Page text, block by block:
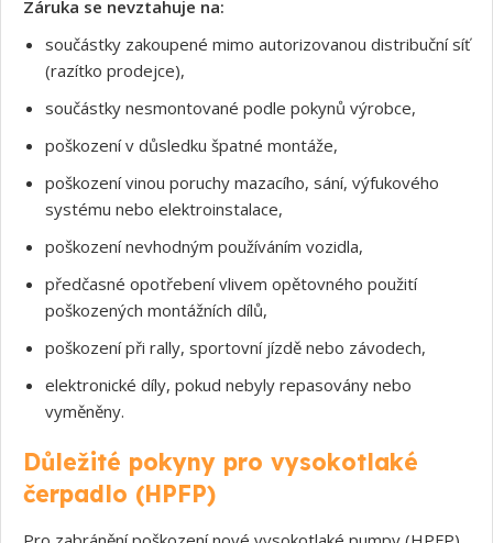
Záruka se nevztahuje na:
součástky zakoupené mimo autorizovanou distribuční síť
(razítko prodejce),
součástky nesmontované podle pokynů výrobce,
poškození v důsledku špatné montáže,
poškození vinou poruchy mazacího, sání, výfukového
systému nebo elektroinstalace,
poškození nevhodným používáním vozidla,
předčasné opotřebení vlivem opětovného použití
poškozených montážních dílů,
poškození při rally, sportovní jízdě nebo závodech,
elektronické díly, pokud nebyly repasovány nebo
vyměněny.
Důležité pokyny pro vysokotlaké
čerpadlo (HPFP)